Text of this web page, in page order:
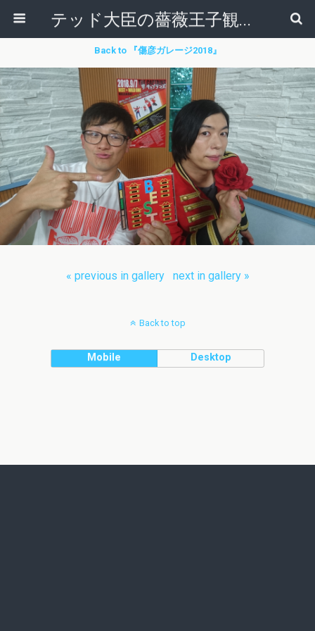
テッド大臣の薔薇王子観察日記
Back to 『傷彦ガレージ2018』
« previous in gallery next in gallery »
Back to top
Mobile Desktop